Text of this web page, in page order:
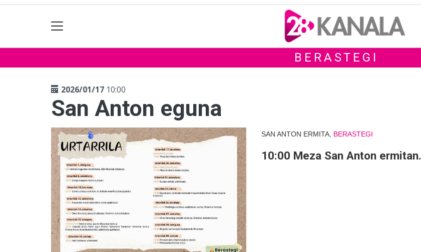
BERASTEGI
2026/01/17 10:00
San Anton eguna
SAN ANTON ERMITA, BERASTEGI
10:00 Meza San Anton ermitan.